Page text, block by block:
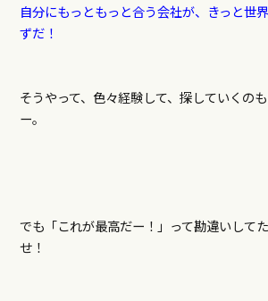
自分にもっともっと合う会社が、きっと世
ずだ！
そうやって、色々経験して、探していくの
ー。
でも「これが最高だー！」って勘違いして
せ！